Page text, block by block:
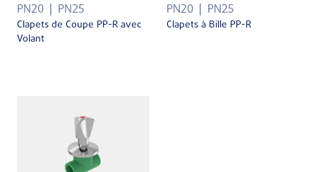
PN20 PN25
Clapets de Coupe PP-R avec
Volant
PN20 PN25
Clapets à Bille PP-R